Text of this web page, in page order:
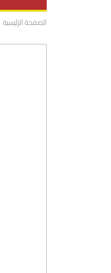
الصفحة الرئيسية